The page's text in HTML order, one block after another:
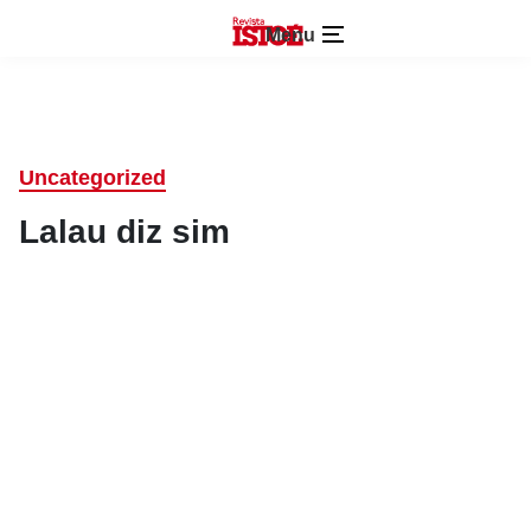
Menu
Uncategorized
Lalau diz sim